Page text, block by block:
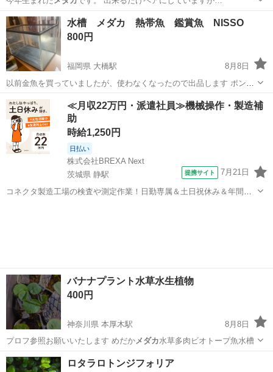
愛媛 今治市 伊予桜井駅 その他 メダカ
水槽 メダカ 熱帯魚 鑑賞魚 NISSO
800円
福岡県 大橋駅
8月8日
以前金魚を買っていましたが、使わなくなったので出品します ポンプ
もありましたが汚れていたので処分しました ガラス汚れありますが現
状渡しでお願い致します NISSO 高さ２７．８CM 横 ４０CM 奥行２
５．...
福岡 福岡市 大橋駅 その他 水槽
≪月収22万円・派遣社員≫機械操作・製造補
助
時給1,250円
日払い
株式会社BREXA Next
茨城県 静駅
提携サイト 7月21日
コネクタ製造工場の検査や測定作業！日勤専属＆土日祝休み＆年間休
バナナプラント水草水生植物
400円
神奈川県 本厚木駅
8月8日
プロフ参照お願いいたします めだかメダカ水草多肉ビオトープ魚水槽
神奈川 厚木市 本厚木駅 その他 水草
ロタラロトンジフォリア